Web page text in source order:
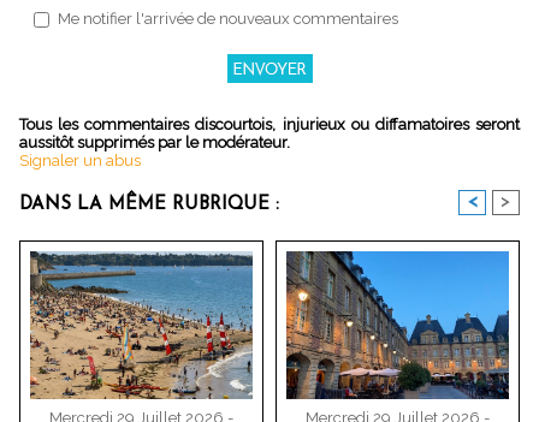
Me notifier l'arrivée de nouveaux commentaires
Tous les commentaires discourtois, injurieux ou diffamatoires seront
aussitôt supprimés par le modérateur.
Signaler un abus
DANS LA MÊME RUBRIQUE : < >
Mercredi 29 Juillet 2026 - Mercredi 29 Juillet 2026 -